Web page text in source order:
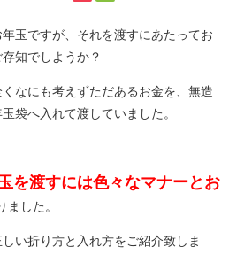
玉ですが、それを渡すにあたってお
知でしようか？
なにも考えずただあるお金を、無造
袋へ入れて渡していました。
を渡すには色々なマナーとお
ました。
い折り方と入れ方をご紹介致しま